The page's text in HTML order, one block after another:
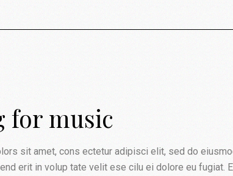
– My Art Goes Boom
de Bitche)
for music
sit amet, cons ectetur adipisci elit, sed do
erit in volup tate velit ese cilu ei dolore eu fugiat.